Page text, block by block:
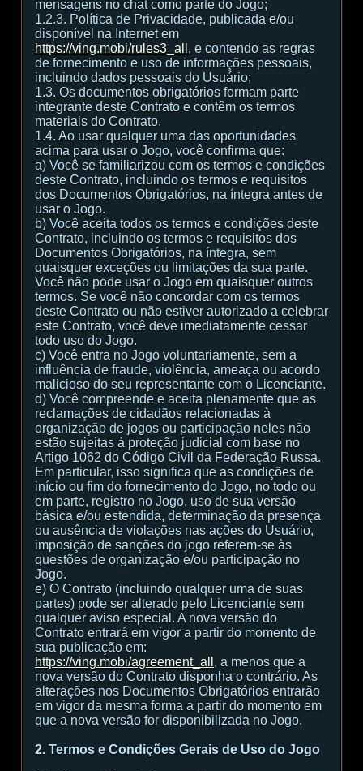
mensagens no chat como parte do Jogo;
1.2.3. Política de Privacidade, publicada e/ou
disponível na Internet em
https://ving.mobi/rules3_all , e contendo as regras
de fornecimento e uso de informações pessoais,
incluindo dados pessoais do Usuário;
1.3. Os documentos obrigatórios formam parte
integrante deste Contrato e contêm os termos
materiais do Contrato.
1.4. Ao usar qualquer uma das oportunidades
acima para usar o Jogo, você confirma que:
а) Você se familiarizou com os termos e condições
deste Contrato, incluindo os termos e requisitos
dos Documentos Obrigatórios, na íntegra antes de
usar o Jogo.
b) Você aceita todos os termos e condições deste
Contrato, incluindo os termos e requisitos dos
Documentos Obrigatórios, na íntegra, sem
quaisquer exceções ou limitações da sua parte.
Você não pode usar o Jogo em quaisquer outros
termos. Se você não concordar com os termos
deste Contrato ou não estiver autorizado a celebrar
este Contrato, você deve imediatamente cessar
todo uso do Jogo.
c) Você entra no Jogo voluntariamente, sem a
influência de fraude, violência, ameaça ou acordo
malicioso do seu representante com o Licenciante.
d) Você compreende e aceita plenamente que as
reclamações de cidadãos relacionadas à
organização de jogos ou participação neles não
estão sujeitas à proteção judicial com base no
Artigo 1062 do Código Civil da Federação Russa.
Em particular, isso significa que as condições de
início ou fim do fornecimento do Jogo, no todo ou
em parte, registro no Jogo, uso de sua versão
básica e/ou estendida, determinação da presença
ou ausência de violações nas ações do Usuário,
imposição de sanções do jogo referem-se às
questões de organização e/ou participação no
Jogo.
e) O Contrato (incluindo qualquer uma de suas
partes) pode ser alterado pelo Licenciante sem
qualquer aviso especial. A nova versão do
Contrato entrará em vigor a partir do momento de
sua publicação em:
https://ving.mobi/agreement_all , a menos que a
nova versão do Contrato disponha o contrário. As
alterações nos Documentos Obrigatórios entrarão
em vigor da mesma forma a partir do momento em
que a nova versão for disponibilizada no Jogo.
2. Termos e Condições Gerais de Uso do Jogo